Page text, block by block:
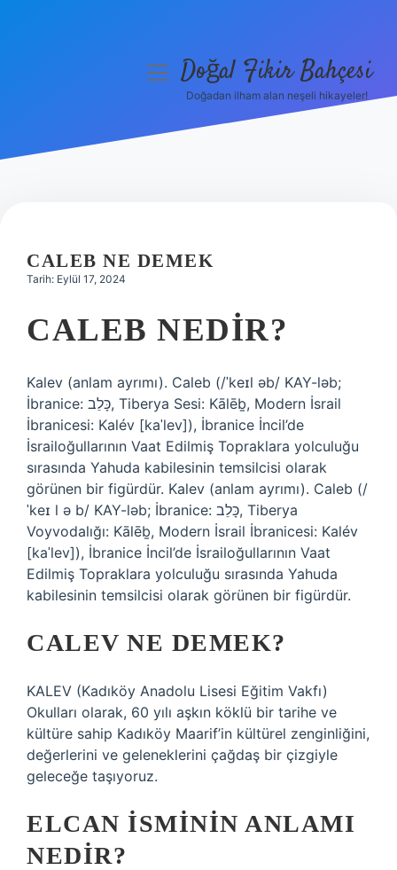
Hakkımızda
menüyüDoğal Fikir Bahçesi
Doğadan ilham alan neşeli hikayeler!
CALEB NE DEMEK
Tarih: Eylül 17, 2024
CALEB NEDIR?
Kalev (anlam ayrımı). Caleb (/ˈkeɪl əb/ KAY-ləb;
İbranice: כָּלֵב‎, Tiberya Sesi: Kālēḇ, Modern İsrail
İbranicesi: Kalév [kaˈlev]), İbranice İncil’de
İsrailoğullarının Vaat Edilmiş Topraklara yolculuğu
sırasında Yahuda kabilesinin temsilcisi olarak
görünen bir figürdür. Kalev (anlam ayrımı). Caleb (/
ˈkeɪ l ə b/ KAY-ləb; İbranice: כָּלֵב‎, Tiberya
Voyvodalığı: Kālēḇ, Modern İsrail İbranicesi: Kalév
[kaˈlev]), İbranice İncil’de İsrailoğullarının Vaat
Edilmiş Topraklara yolculuğu sırasında Yahuda
kabilesinin temsilcisi olarak görünen bir figürdür.
CALEV NE DEMEK?
KALEV (Kadıköy Anadolu Lisesi Eğitim Vakfı)
Okulları olarak, 60 yılı aşkın köklü bir tarihe ve
kültüre sahip Kadıköy Maarif’in kültürel zenginliğini,
değerlerini ve geleneklerini çağdaş bir çizgiyle
geleceğe taşıyoruz.
ELCAN ISMININ ANLAMI
NEDIR?